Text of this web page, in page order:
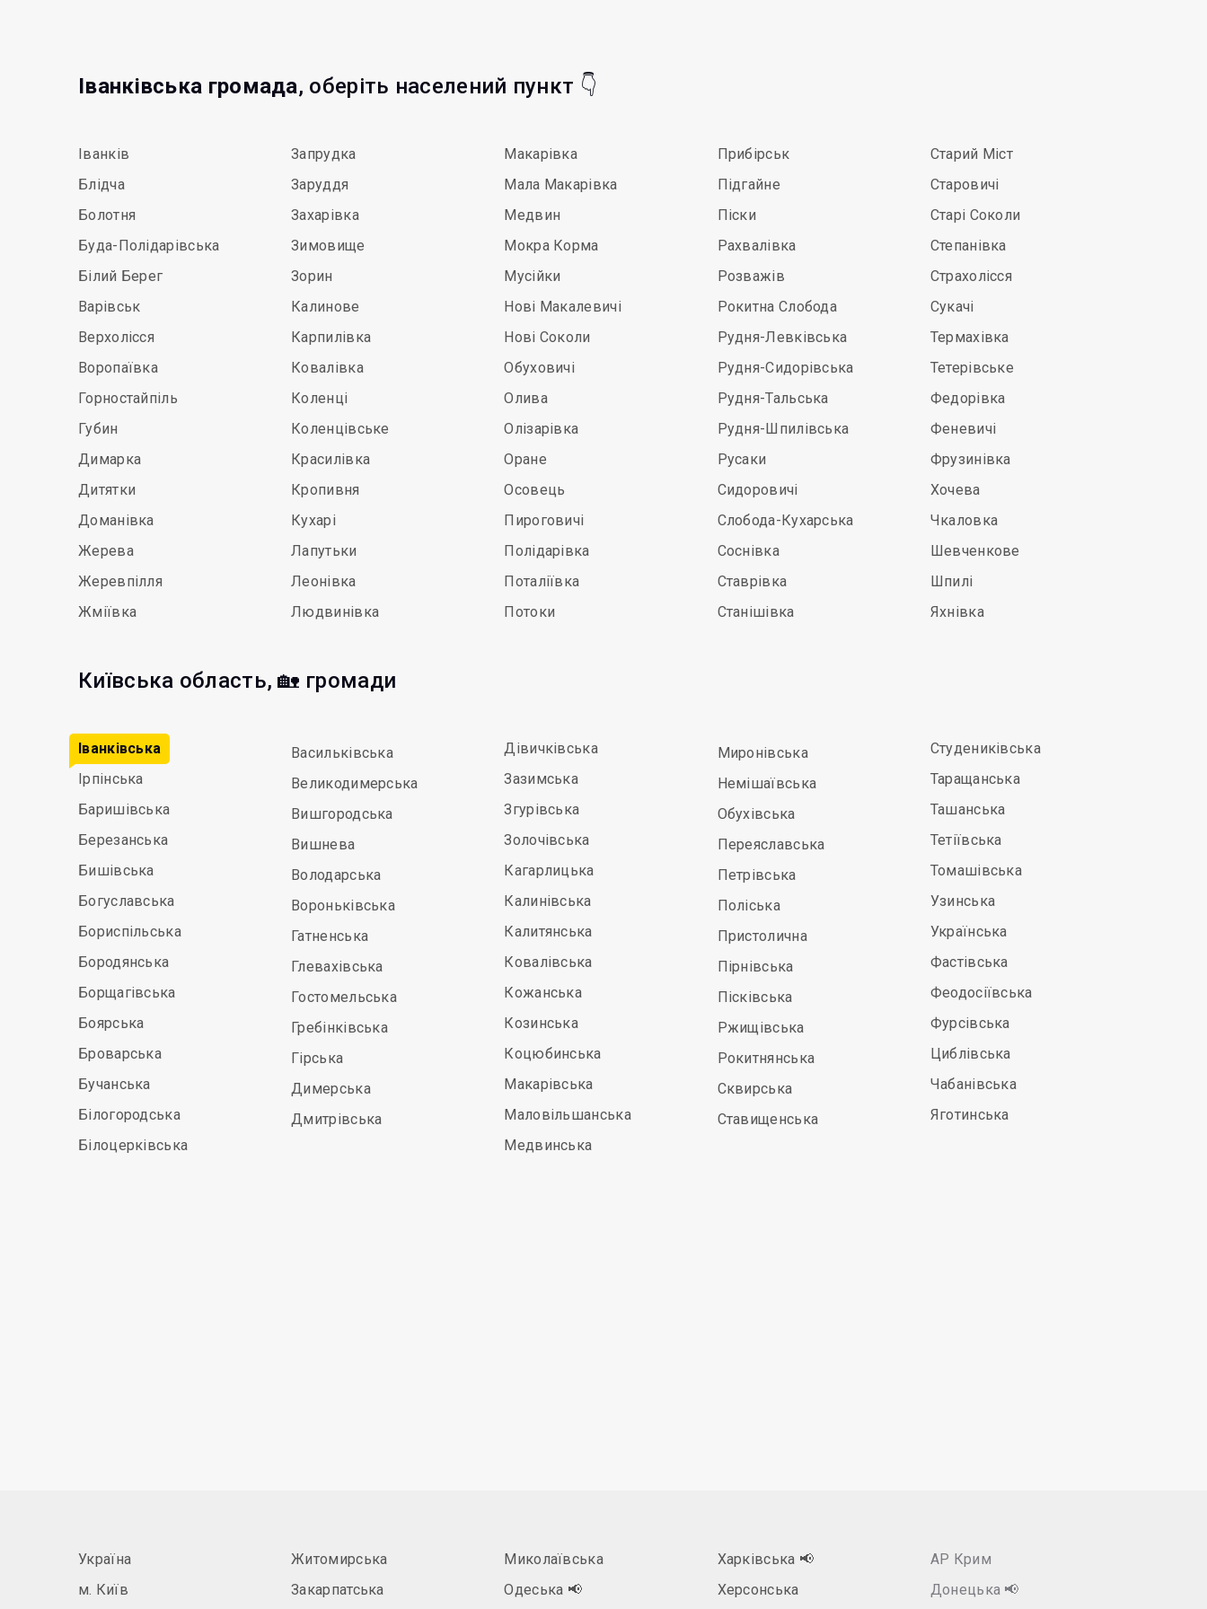
Іванківська громада, оберіть населений пункт 👇
Іванків
Блідча
Болотня
Буда-Полідарівська
Білий Берег
Варівськ
Верхолісся
Воропаївка
Горностайпіль
Губин
Димарка
Дитятки
Доманівка
Жерева
Жеревпілля
Жміївка
Запрудка
Заруддя
Захарівка
Зимовище
Зорин
Калинове
Карпилівка
Ковалівка
Коленці
Коленцівське
Красилівка
Кропивня
Кухарі
Лапутьки
Леонівка
Людвинівка
Макарівка
Мала Макарівка
Медвин
Мокра Корма
Мусійки
Нові Макалевичі
Нові Соколи
Обуховичі
Олива
Олізарівка
Оране
Осовець
Пироговичі
Полідарівка
Поталіївка
Потоки
Прибірськ
Підгайне
Піски
Рахвалівка
Розважів
Рокитна Слобода
Рудня-Левківська
Рудня-Сидорівська
Рудня-Тальська
Рудня-Шпилівська
Русаки
Сидоровичі
Слобода-Кухарська
Соснівка
Ставрівка
Станішівка
Старий Міст
Старовичі
Старі Соколи
Степанівка
Страхолісся
Сукачі
Термахівка
Тетерівське
Федорівка
Феневичі
Фрузинівка
Хочева
Чкаловка
Шевченкове
Шпилі
Яхнівка
Київська область, 🏡 громади
Іванківська
Ірпінська
Баришівська
Березанська
Бишівська
Богуславська
Бориспільська
Бородянська
Борщагівська
Боярська
Броварська
Бучанська
Білогородська
Білоцерківська
Васильківська
Великодимерська
Вишгородська
Вишнева
Володарська
Вороньківська
Гатненська
Глевахівська
Гостомельська
Гребінківська
Гірська
Димерська
Дмитрівська
Дівичківська
Зазимська
Згурівська
Золочівська
Кагарлицька
Калинівська
Калитянська
Ковалівська
Кожанська
Козинська
Коцюбинська
Макарівська
Маловільшанська
Медвинська
Миронівська
Немішаївська
Обухівська
Переяславська
Петрівська
Поліська
Пристолична
Пірнівська
Пісківська
Ржищівська
Рокитнянська
Сквирська
Ставищенська
Студениківська
Таращанська
Ташанська
Тетіївська
Томашівська
Узинська
Українська
Фастівська
Феодосіївська
Фурсівська
Циблівська
Чабанівська
Яготинська
Україна
м. Київ
Житомирська
Закарпатська
Миколаївська
Одеська 📢
Харківська 📢
Херсонська
АР Крим
Донецька 📢